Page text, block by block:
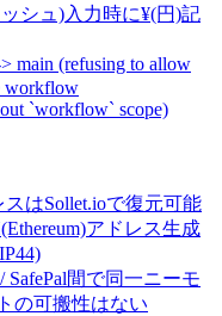
シュ)入力時に¥(円)記
main (refusing to allow
workflow
`workflow` scope)
スはSollet.ioで復元可能
アドレス生成
SafePal間で同一ニーモ
の可搬性はない